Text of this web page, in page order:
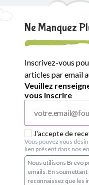
Ne Manquez
Inscrivez-vous
articles par email
Veuillez
vous inscrire
J'accepte de
Vous pouvez vous
lien présent dans nos
Nous utilisons Brevo
emails. En
reconnaissez que les